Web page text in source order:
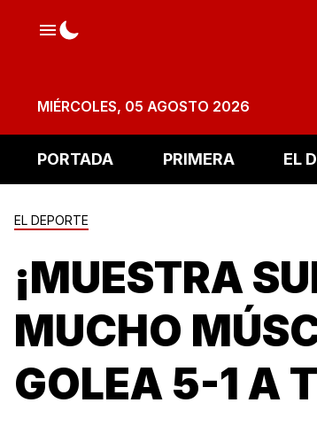
MIÉRCOLES, 05 AGOSTO 2026
PORTADA PRIMERA EL
EL DEPORTE
¡MUESTRA
MUCHO
GOLEA 5-1 A